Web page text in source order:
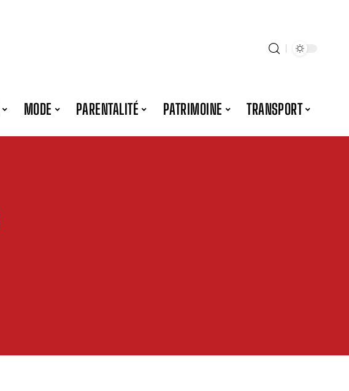
MODE PARENTALITÉ PATRIMOINE TRANSPORT